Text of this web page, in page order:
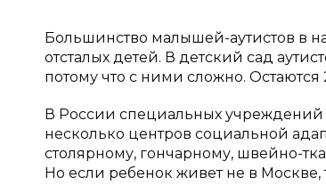
Большинство малышей-аутистов в
отсталых детей. В детский сад
потому что с ними сложно.
В России специальных учреждений
несколько центров социальной
столярному, гончарному, швейно-
Но если ребенок живет не в